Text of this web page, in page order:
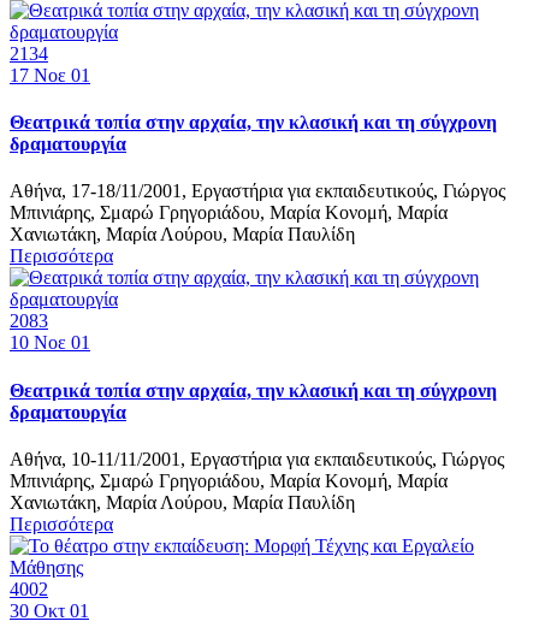
2134
17 Νοε 01
Θεατρικά τοπία στην αρχαία, την κλασική και τη σύγχρονη
δραματουργία
Αθήνα, 17-18/11/2001, Εργαστήρια για εκπαιδευτικούς, Γιώργος
Μπινιάρης, Σμαρώ Γρηγοριάδου, Μαρία Κονομή, Μαρία
Χανιωτάκη, Μαρία Λούρου, Μαρία Παυλίδη
Περισσότερα
2083
10 Νοε 01
Θεατρικά τοπία στην αρχαία, την κλασική και τη σύγχρονη
δραματουργία
Αθήνα, 10-11/11/2001, Εργαστήρια για εκπαιδευτικούς, Γιώργος
Μπινιάρης, Σμαρώ Γρηγοριάδου, Μαρία Κονομή, Μαρία
Χανιωτάκη, Μαρία Λούρου, Μαρία Παυλίδη
Περισσότερα
4002
30 Οκτ 01